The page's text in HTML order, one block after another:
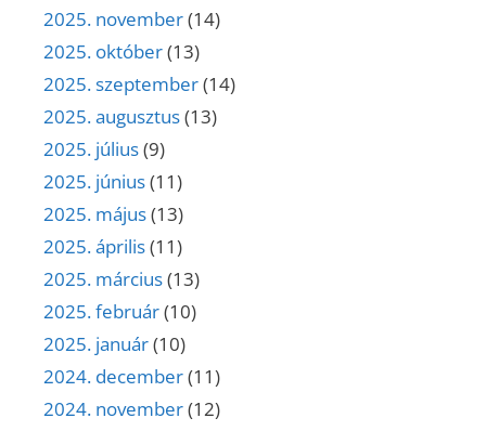
2025. november(14)
2025. október(13)
2025. szeptember(14)
2025. augusztus(13)
2025. július(9)
2025. június(11)
2025. május(13)
2025. április(11)
2025. március(13)
2025. február(10)
2025. január(10)
2024. december(11)
2024. november(12)